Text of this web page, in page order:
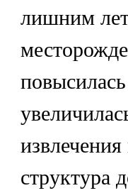
лишним
структура